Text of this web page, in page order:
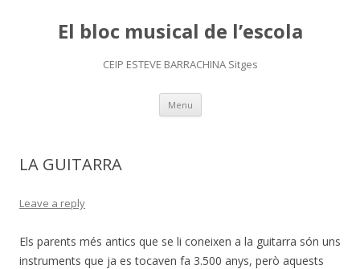
El bloc musical de l’escola
CEIP ESTEVE BARRACHINA Sitges
Menu Skip
content
LA GUITARRA
Leave a reply
Els parents més antics que se li coneixen a la guitarra són uns
instruments que ja es tocaven fa 3.500 anys, però aquests